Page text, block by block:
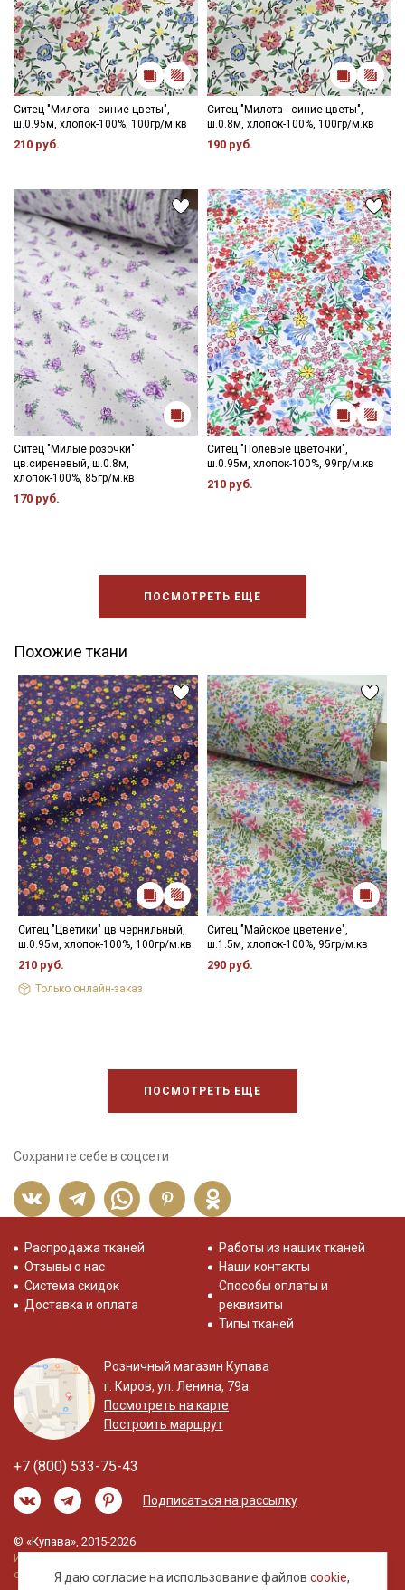
Ситец "Милота - синие цветы",
ш.0.95м, хлопок-100%, 100гр/м.кв
210 руб.
Ситец "Милота - синие цветы",
ш.0.8м, хлопок-100%, 100гр/м.кв
190 руб.
Ситец "Милые розочки"
цв.сиреневый, ш.0.8м,
хлопок-100%, 85гр/м.кв
170 руб.
Ситец "Полевые цветочки",
ш.0.95м, хлопок-100%, 99гр/м.кв
210 руб.
ПОСМОТРЕТЬ ЕЩЕ
Похожие ткани
Ситец "Цветики" цв.чернильный,
ш.0.95м, хлопок-100%, 100гр/м.кв
210 руб.
Только онлайн-заказ
Ситец "Майское цветение",
ш.1.5м, хлопок-100%, 95гр/м.кв
290 руб.
ПОСМОТРЕТЬ ЕЩЕ
Сохраните себе в соцсети
Я даю согласие на использование файловcookie,
Распродажа тканей
Отзывы о нас
Система скидок
Доставка и оплата
Работы из наших тканей
Наши контакты
Способы оплаты и
реквизиты
Типы тканей
Розничный магазин Купава
г. Киров, ул. Ленина, 79а
Посмотреть на карте
Построить маршрут
+7 (800) 533-75-43
Подписаться на рассылку
© «Купава», 2015-2026
Информация на сайте не является публичной
офертой.